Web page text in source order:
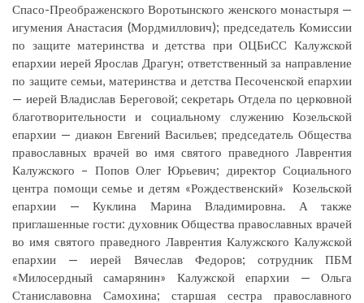
Спасо-Преображенского Воротынского женского монастыря —
игумения Анастасия (Мордмиллович); председатель Комиссии
по защите материнства и детства при ОЦБиСС Калужской
епархии иерей Ярослав Драгун; ответственный за направление
по защите семьи, материнства и детства Песоченской епархии
— иерей Владислав Береговой; секретарь Отдела по церковной
благотворительности и социальному служению Козельской
епархии — диакон Евгений Васильев; председатель Общества
православных врачей во имя святого праведного Лаврентия
Калужского – Попов Олег Юрьевич; директор Социального
центра помощи семье и детям «Рождественский» Козельской
епархии — Куклина Марина Владимировна. А также
приглашенные гости: духовник Общества православных врачей
во имя святого праведного Лаврентия Калужского Калужской
епархии — иерей Вячеслав Федоров; сотрудник ПБМ
«Милосердный самарянин» Калужской епархии — Ольга
Станиславовна Самохина; старшая сестра православного